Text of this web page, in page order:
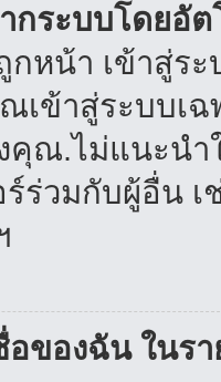
กระบบโดยอั
หน้า เข้าสู่ร
เข้าสู่ระบบเ
ณ.ไม่แนะนำ
ร่วมกับผู้อื่น เ
อของฉัน ในร